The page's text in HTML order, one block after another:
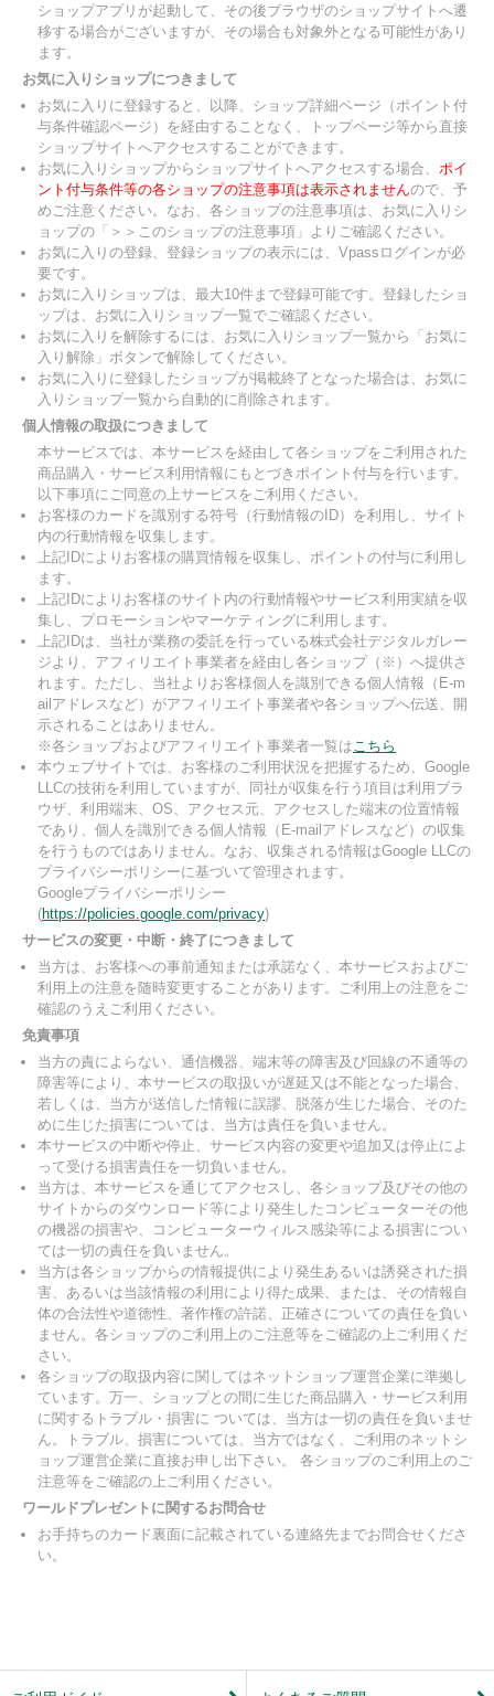
ショップアプリが起動して、その後ブラウザのショップサイトへ遷
移する場合がございますが、その場合も対象外となる可能性があり
ます。
お気に入りショップにつきまして
お気に入りに登録すると、以降、ショップ詳細ページ（ポイント付
与条件確認ページ）を経由することなく、トップページ等から直接
ショップサイトへアクセスすることができます。
お気に入りショップからショップサイトへアクセスする場合、 ポイ
ント付与条件等の各ショップの注意事項は表示されませんので、予
めご注意ください。なお、各ショップの注意事項は、お気に入りシ
ョップの「＞＞このショップの注意事項」よりご確認ください。
お気に入りの登録、登録ショップの表示には、Vpassログインが必
要です。
お気に入りショップは、最大10件まで登録可能です。登録したショ
ップは、お気に入りショップ一覧でご確認ください。
お気に入りを解除するには、お気に入りショップ一覧から「お気に
入り解除」ボタンで解除してください。
お気に入りに登録したショップが掲載終了となった場合は、お気に
入りショップ一覧から自動的に削除されます。
個人情報の取扱につきまして
本サービスでは、本サービスを経由して各ショップをご利用された
商品購入・サービス利用情報にもとづきポイント付与を行います。
以下事項にご同意の上サービスをご利用ください。
お客様のカードを識別する符号（行動情報のID）を利用し、サイト
内の行動情報を収集します。
上記IDによりお客様の購買情報を収集し、ポイントの付与に利用し
ます。
上記IDによりお客様のサイト内の行動情報やサービス利用実績を収
集し、プロモーションやマーケティングに利用します。
上記IDは、当社が業務の委託を行っている株式会社デジタルガレー
ジより、アフィリエイト事業者を経由し各ショップ（※）へ提供さ
れます。ただし、当社よりお客様個人を識別できる個人情報（E-m
ailアドレスなど）がアフィリエイト事業者や各ショップへ伝送、開
示されることはありません。
※各ショップおよびアフィリエイト事業者一覧はこちら
本ウェブサイトでは、お客様のご利用状況を把握するため、Google
LLCの技術を利用していますが、同社が収集を行う項目は利用ブラ
ウザ、利用端末、OS、アクセス元、アクセスした端末の位置情報
であり、個人を識別できる個人情報（E-mailアドレスなど）の収集
を行うものではありません。なお、収集される情報はGoogle LLCの
プライバシーポリシーに基づいて管理されます。
Googleプライバシーポリシー
(https://policies.google.com/privacy)
サービスの変更・中断・終了につきまして
当方は、お客様への事前通知または承諾なく、本サービスおよびご
利用上の注意を随時変更することがあります。ご利用上の注意をご
確認のうえご利用ください。
免責事項
当方の責によらない、通信機器、端末等の障害及び回線の不通等の
障害等により、本サービスの取扱いが遅延又は不能となった場合、
若しくは、当方が送信した情報に誤謬、脱落が生じた場合、そのた
めに生じた損害については、当方は責任を負いません。
本サービスの中断や停止、サービス内容の変更や追加又は停止によ
って受ける損害責任を一切負いません。
当方は、本サービスを通じてアクセスし、各ショップ及びその他の
サイトからのダウンロード等により発生したコンピューターその他
の機器の損害や、コンピューターウィルス感染等による損害につい
ては一切の責任を負いません。
当方は各ショップからの情報提供により発生あるいは誘発された損
害、あるいは当該情報の利用により得た成果、または、その情報自
体の合法性や道徳性、著作権の許諾、正確さについての責任を負い
ません。各ショップのご利用上のご注意等をご確認の上ご利用くだ
さい。
各ショップの取扱内容に関してはネットショップ運営企業に準拠し
ています。万一、ショップとの間に生じた商品購入・サービス利用
に関するトラブル・損害に ついては、当方は一切の責任を負いませ
ん。トラブル、損害については、当方ではなく、ご利用のネットシ
ョップ運営企業に直接お申し出下さい。 各ショップのご利用上のご
注意等をご確認の上ご利用ください。
ワールドプレゼントに関するお問合せ
お手持ちのカード裏面に記載されている連絡先までお問合せくださ
い。